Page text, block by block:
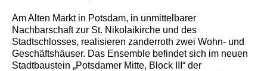
Am Alten Markt in Potsdam, in unmittelbarer
Nachbarschaft zur St. Nikolaikirche und des
Stadtschlosses, realisieren zanderroth zwei Wohn- und
Geschäftshäuser. Das Ensemble befindet sich im neuen
Stadtbaustein „Potsdamer Mitte, Block III“ der